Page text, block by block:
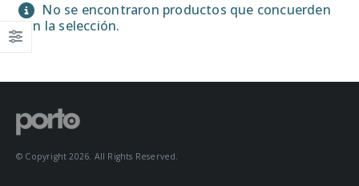
No se encontraron productos que concuerden
con la selección.
© Copyright 2026. All Rights Reserved.